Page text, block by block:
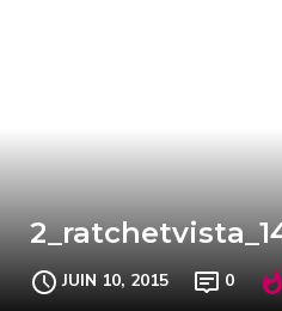
JUIN 10, 2015 0